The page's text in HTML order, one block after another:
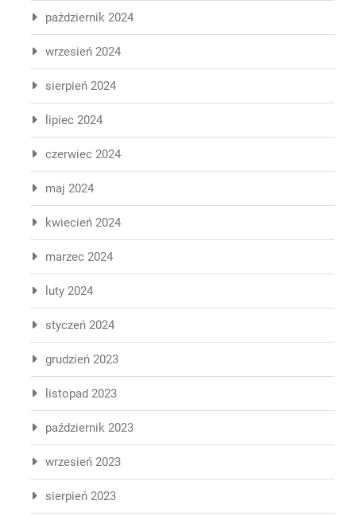
październik 2024
wrzesień 2024
sierpień 2024
lipiec 2024
czerwiec 2024
maj 2024
kwiecień 2024
marzec 2024
luty 2024
styczeń 2024
grudzień 2023
listopad 2023
październik 2023
wrzesień 2023
sierpień 2023